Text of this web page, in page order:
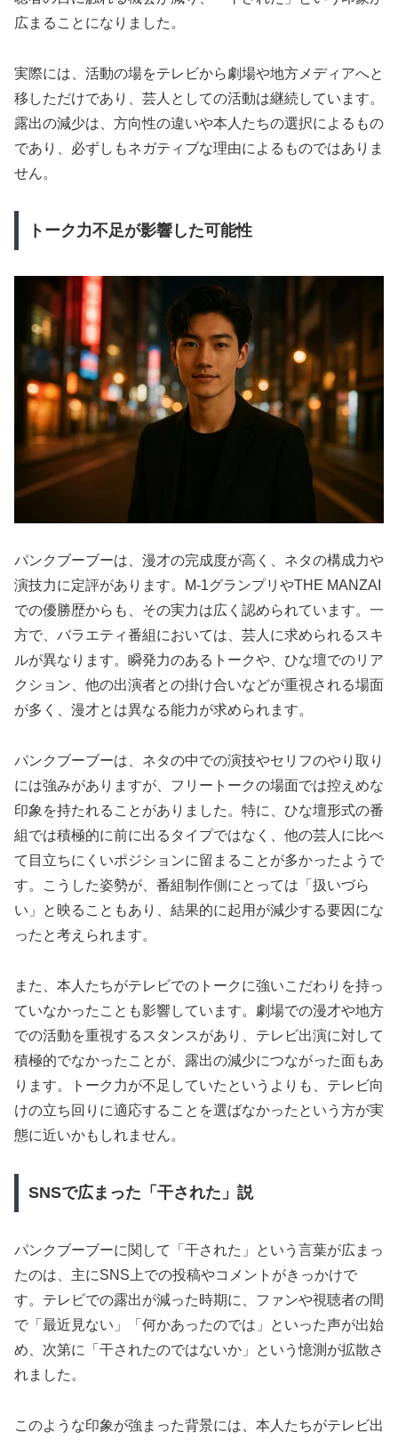
広まることになりました。
実際には、活動の場をテレビから劇場や地方メディアへと
移しただけであり、芸人としての活動は継続しています。
露出の減少は、方向性の違いや本人たちの選択によるもの
であり、必ずしもネガティブな理由によるものではありま
せん。
トーク力不足が影響した可能性
パンクブーブーは、漫才の完成度が高く、ネタの構成力や
演技力に定評があります。M-1グランプリやTHE MANZAI
での優勝歴からも、その実力は広く認められています。一
方で、バラエティ番組においては、芸人に求められるスキ
ルが異なります。瞬発力のあるトークや、ひな壇でのリア
クション、他の出演者との掛け合いなどが重視される場面
が多く、漫才とは異なる能力が求められます。
パンクブーブーは、ネタの中での演技やセリフのやり取り
には強みがありますが、フリートークの場面では控えめな
印象を持たれることがありました。特に、ひな壇形式の番
組では積極的に前に出るタイプではなく、他の芸人に比べ
て目立ちにくいポジションに留まることが多かったようで
す。こうした姿勢が、番組制作側にとっては「扱いづら
い」と映ることもあり、結果的に起用が減少する要因にな
ったと考えられます。
また、本人たちがテレビでのトークに強いこだわりを持っ
ていなかったことも影響しています。劇場での漫才や地方
での活動を重視するスタンスがあり、テレビ出演に対して
積極的でなかったことが、露出の減少につながった面もあ
ります。トーク力が不足していたというよりも、テレビ向
けの立ち回りに適応することを選ばなかったという方が実
態に近いかもしれません。
SNSで広まった「干された」説
パンクブーブーに関して「干された」という言葉が広まっ
たのは、主にSNS上での投稿やコメントがきっかけで
す。テレビでの露出が減った時期に、ファンや視聴者の間
で「最近見ない」「何かあったのでは」といった声が出始
め、次第に「干されたのではないか」という憶測が拡散さ
れました。
このような印象が強まった背景には、本人たちがテレビ出